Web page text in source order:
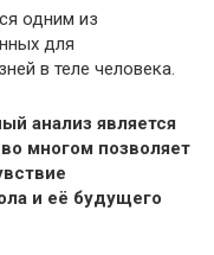
одним из
для
в теле человека.
анализ является
многом позволяет
и её будущего